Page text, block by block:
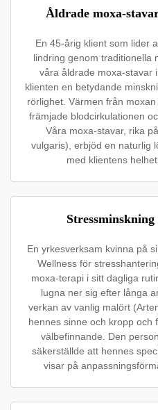
Åldrade moxa-
En 45-årig klient som lider
lindring genom traditionella
våra åldrade moxa-stavar
klienten en betydande
rörlighet. Värmen från
främjade blodcirkulationen
Våra moxa-stavar, rika
vulgaris), erbjöd en naturlig
med klientens
En yrkesverksam kvinna på
Wellness för
moxa-terapi i sitt dagliga
lugna ner sig efter långa
verkan av vanlig malört
hennes sinne och kropp och
välbefinnande. Den
säkerställde att hennes
visar på